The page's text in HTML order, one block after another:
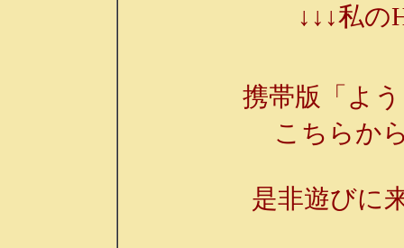
↓↓↓私の
携帯版「よ
こちらか
是非遊びに